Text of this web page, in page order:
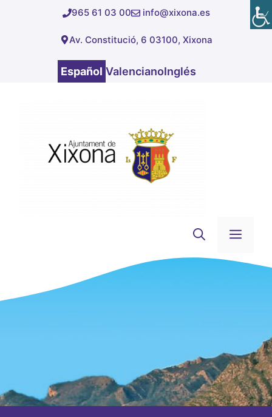
965 61 03 00 info@xixona.es
Av. Constitució, 6 03100, Xixona
Español ValencianoInglés